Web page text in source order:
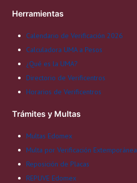
Herramientas
Calendario de Verificación 2026
Calculadora UMA a Pesos
¿Qué es la UMA?
Directorio de Verificentros
Horarios de Verificentros
Trámites y Multas
Multas Edomex
Multa por Verificación Extemporánea
Reposición de Placas
REPUVE Edomex